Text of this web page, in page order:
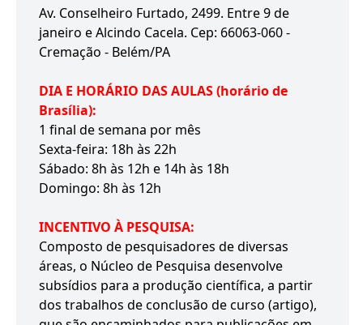
Av. Conselheiro Furtado, 2499. Entre 9 de
janeiro e Alcindo Cacela. Cep: 66063-060 -
Cremação - Belém/PA
DIA E HORÁRIO DAS AULAS (horário de
Brasília):
1 final de semana por mês
Sexta-feira: 18h às 22h
Sábado: 8h às 12h e 14h às 18h
Domingo: 8h às 12h
INCENTIVO À PESQUISA:
Composto de pesquisadores de diversas
áreas, o Núcleo de Pesquisa desenvolve
subsídios para a produção científica, a partir
dos trabalhos de conclusão de curso (artigo),